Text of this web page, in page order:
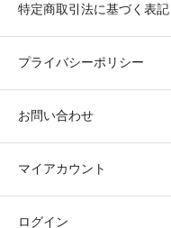
特定商取引法に基づく表記
プライバシーポリシー
お問い合わせ
マイアカウント
ログイン